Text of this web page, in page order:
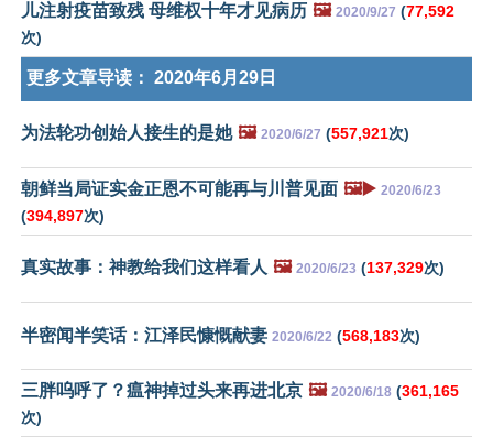
儿注射疫苗致残 母维权十年才见病历 🖼️ 2020/9/27 (77,592
次)
更多文章导读： 2020年6月29日
为法轮功创始人接生的是她 🖼️ 2020/6/27 (557,921次)
朝鲜当局证实金正恩不可能再与川普见面 🖼️▶️ 2020/6/23
(394,897次)
真实故事：神教给我们这样看人 🖼️ 2020/6/23 (137,329次)
半密闻半笑话：江泽民慷慨献妻 2020/6/22 (568,183次)
三胖呜呼了？瘟神掉过头来再进北京 🖼️ 2020/6/18 (361,165
次)